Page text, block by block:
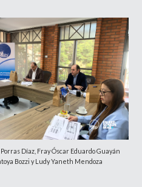
Díaz, Fray Óscar Eduardo Guayán
Bozzi yLudy Yaneth Mendoza